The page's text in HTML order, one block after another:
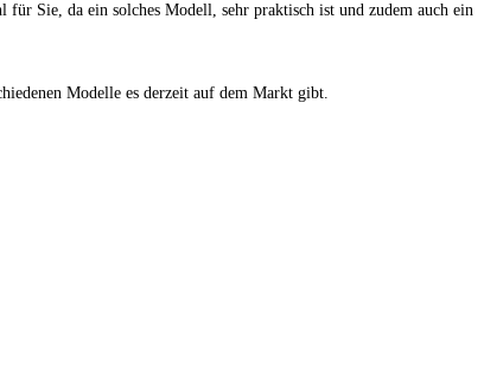
für Sie, da ein solches Modell, sehr praktisch ist und zudem auch ein
Modelle es derzeit auf dem Markt gibt.